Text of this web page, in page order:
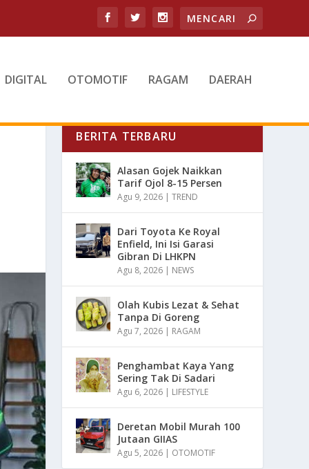
DIGITAL OTOMOTIF RAGAM DAERAH
BERITA TERBARU
Alasan Gojek Naikkan
Tarif Ojol 8-15 Persen
Agu 9, 2026 |TREND
Dari Toyota Ke Royal
Enfield, Ini Isi Garasi
Gibran Di LHKPN
Agu 8, 2026 | NEWS
Olah Kubis Lezat & Sehat
Tanpa Di Goreng
Agu 7, 2026 | RAGAM
Penghambat Kaya Yang
Sering Tak Di Sadari
Agu 6, 2026 | LIFESTYLE
Deretan Mobil Murah 100
Jutaan GIIAS
Agu 5, 2026 | OTOMOTIF